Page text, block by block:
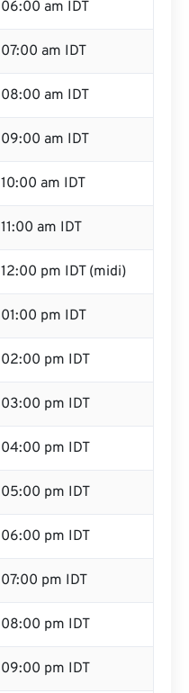
06:00 am IDT
07:00 am IDT
08:00 am IDT
09:00 am IDT
10:00 am IDT
11:00 am IDT
12:00 pm IDT (midi)
01:00 pm IDT
02:00 pm IDT
03:00 pm IDT
04:00 pm IDT
05:00 pm IDT
06:00 pm IDT
07:00 pm IDT
08:00 pm IDT
09:00 pm IDT